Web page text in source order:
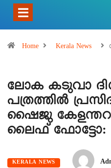
Home Kerala News
ലോക കടുവാ
പത്രത്തിൽ
ഷൈജു
ലൈഫ് ഫോട്ടോ:
KERALA NEWS